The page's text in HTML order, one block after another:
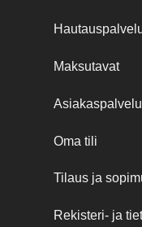
Maksutavat
Asiakaspalvelu
Oma tili
Tilaus ja
Rekisteri- ja